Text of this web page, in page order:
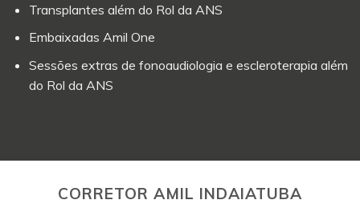
Transplantes além do Rol da ANS
Embaixadas Amil One
Sessões extras de fonoaudiologia e escleroterapia além
do Rol da ANS
CORRETOR AMIL INDAIATUBA